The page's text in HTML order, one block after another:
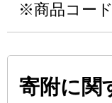
※商品コード
寄附に関